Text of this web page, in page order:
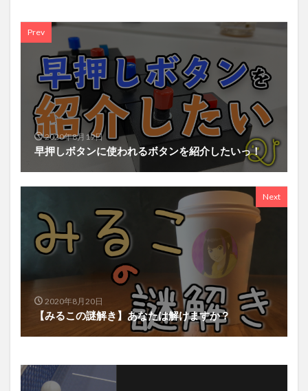
Prev
2020年8月19日
早押しボタンに使われるボタンを紹介したいっ！
Next
2020年8月20日
【みるこの謎解き】あなたは解けますか？